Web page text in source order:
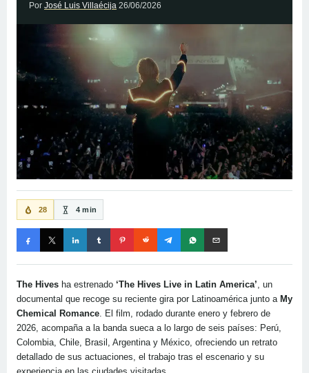
Por José Luis Villaécija 26/06/2026
28 4 min
The Hives ha estrenado ‘The Hives Live in Latin America’, un
documental que recoge su reciente gira por Latinoamérica junto a My
Chemical Romance. El film, rodado durante enero y febrero de
2026, acompaña a la banda sueca a lo largo de seis países: Perú,
Colombia, Chile, Brasil, Argentina y México, ofreciendo un retrato
detallado de sus actuaciones, el trabajo tras el escenario y su